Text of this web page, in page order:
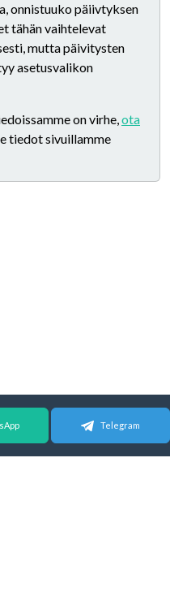
onnistuuko päiivtyksen
tähän vaihtelevat
mutta päivitysten
asetusvalikon
on virhe,ota
tiedot sivuillamme
Telegram